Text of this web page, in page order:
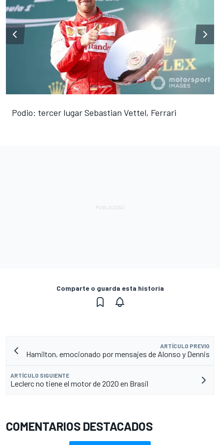
Podio: tercer lugar Sebastian Vettel, Ferrari
Comparte o guarda esta historia
ARTÍCULO PREVIO
Hamilton, emocionado por mensajes de Alonso y Dennis
ARTÍCULO SIGUIENTE
Leclerc no tiene el motor de 2020 en Brasil
COMENTARIOS DESTACADOS